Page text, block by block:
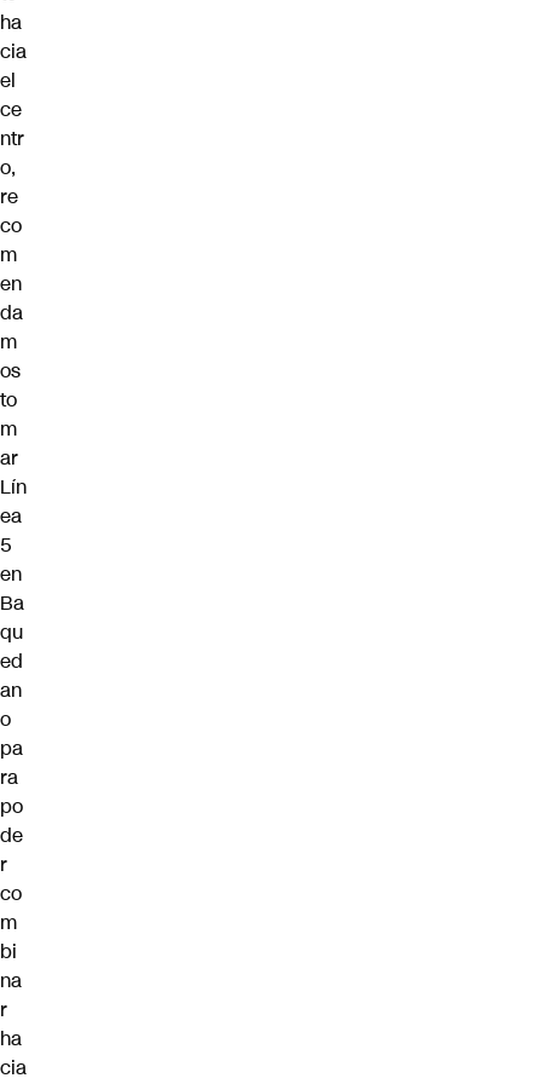
ha
cia
el
ce
ntr
o,
re
co
m
en
da
m
os
to
m
ar
Lín
ea
5
en
Ba
qu
ed
an
o
pa
ra
po
de
r
co
m
bi
na
r
ha
cia